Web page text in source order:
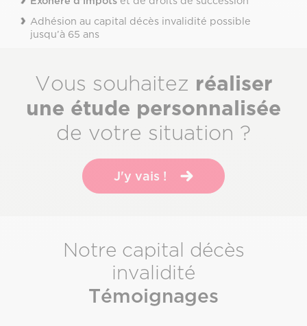
Adhésion au capital décès invalidité possible
jusqu’à 65 ans
Sous-
titre
Vous souhaitez réaliser
une étude personnalisée
de votre situation ?
J'y vais !
Notre capital décès
invalidité
Témoignages